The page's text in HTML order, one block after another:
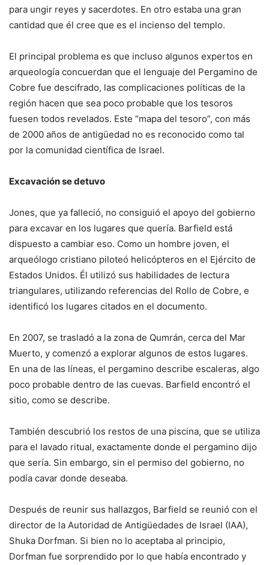
para ungir reyes y sacerdotes. En otro estaba una gran
cantidad que él cree que es el incienso del templo.
El principal problema es que incluso algunos expertos en
arqueología concuerdan que el lenguaje del Pergamino de
Cobre fue descifrado, las complicaciones políticas de la
región hacen que sea poco probable que los tesoros
fuesen todos revelados. Este “mapa del tesoro”, con más
de 2000 años de antigüedad no es reconocido como tal
por la comunidad científica de Israel.
Excavación se detuvo
Jones, que ya falleció, no consiguió el apoyo del gobierno
para excavar en los lugares que quería. Barfield está
dispuesto a cambiar eso. Como un hombre joven, el
arqueólogo cristiano piloteó helicópteros en el Ejército de
Estados Unidos. Él utilizó sus habilidades de lectura
triangulares, utilizando referencias del Rollo de Cobre, e
identificó los lugares citados en el documento.
En 2007, se trasladó a la zona de Qumrán, cerca del Mar
Muerto, y comenzó a explorar algunos de estos lugares.
En una de las líneas, el pergamino describe escaleras, algo
poco probable dentro de las cuevas. Barfield encontró el
sitio, como se describe.
También descubrió los restos de una piscina, que se utiliza
para el lavado ritual, exactamente donde el pergamino dijo
que sería. Sin embargo, sin el permiso del gobierno, no
podía cavar donde deseaba.
Después de reunir sus hallazgos, Barfield se reunió con el
director de la Autoridad de Antigüedades de Israel (IAA),
Shuka Dorfman. Si bien no lo aceptaba al principio,
Dorfman fue sorprendido por lo que había encontrado y